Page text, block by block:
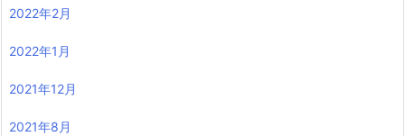
2022年2月
2022年1月
2021年12月
2021年8月